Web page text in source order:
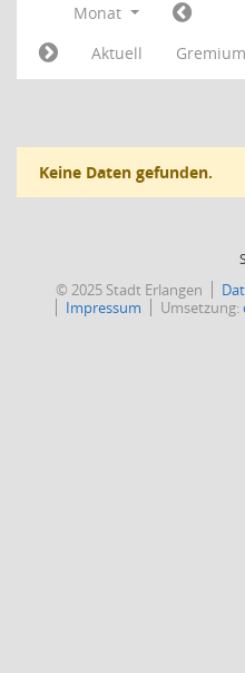
Monat
Aktuell
Keine Daten gefunden.
© 2025 Stadt Erlangen
Impressum
Umsetzung: